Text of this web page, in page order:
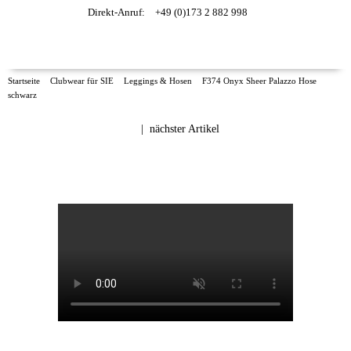
Direkt-Anruf: +49 (0)173 2 882 998
Startseite Clubwear für SIE Leggings & Hosen
F374 Onyx Sheer Palazzo Hose
schwarz
| nächster Artikel